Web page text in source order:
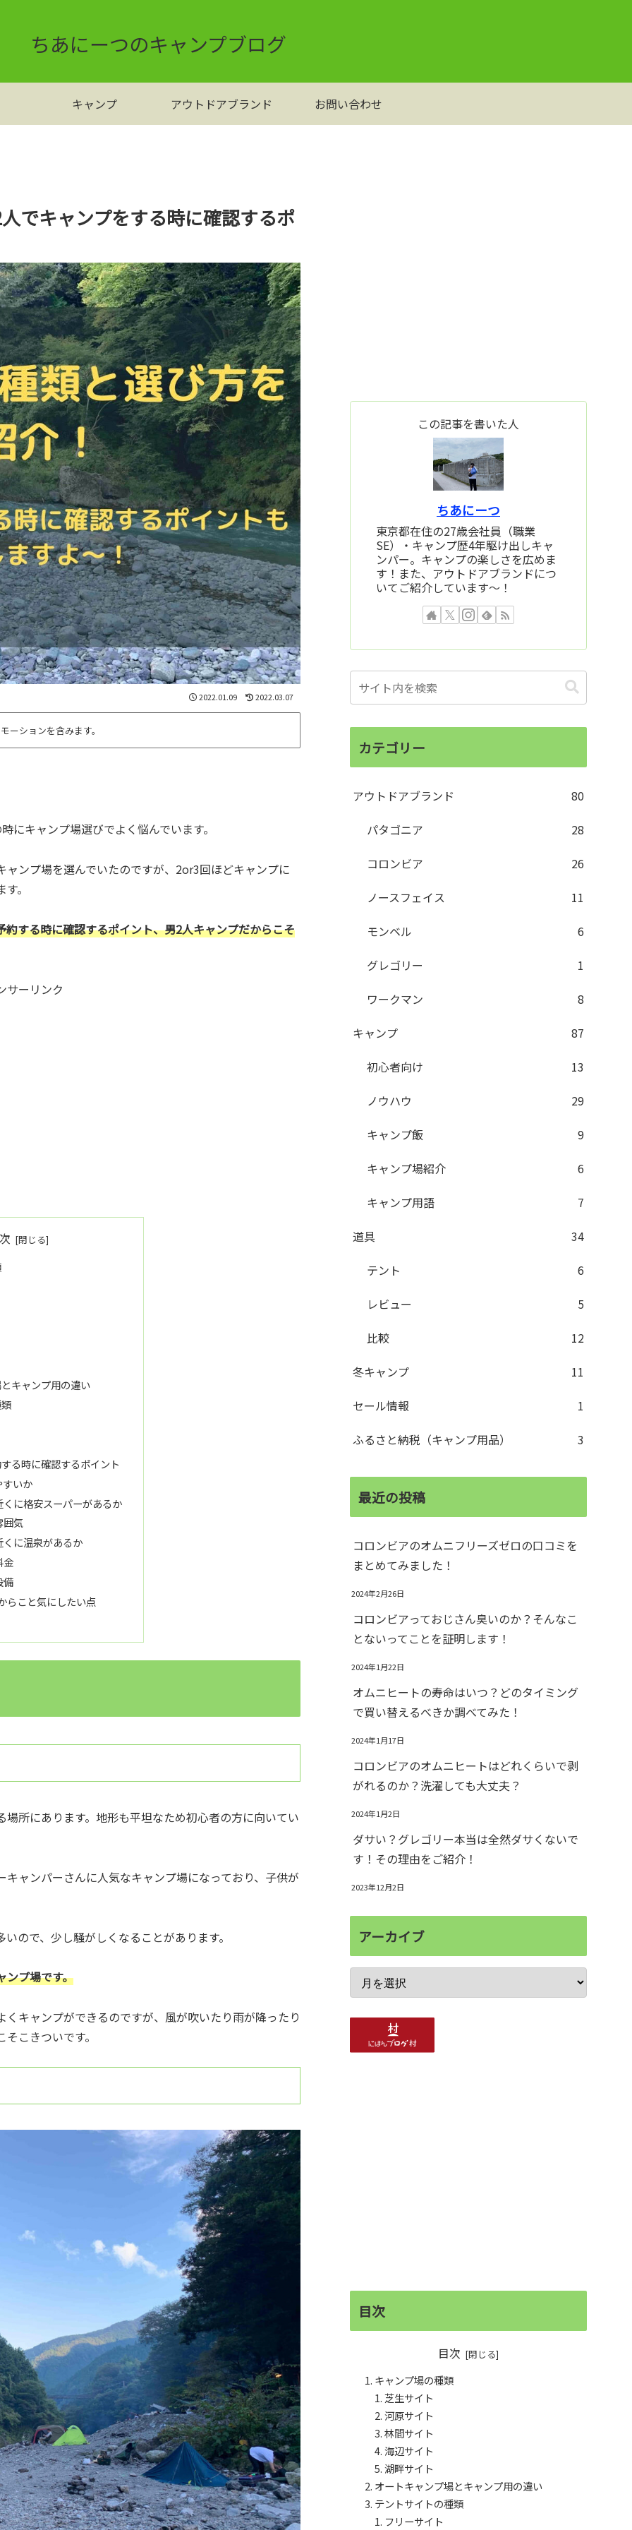
ちあにーつのキャンプブログ
キャンプ アウトドアブランド お問い合わせ
でキャンプをする時に確認するポ
2022.01.09 2022.03.07
ーションを含みます。
にキャンプ場選びでよく悩んでいます。
ンプ場を選んでいたのですが、2or3回ほどキャンプに
。
する時に確認するポイント、男2人キャンプだからこそ
サーリンク
キャンプ用の違い
る時に確認するポイント
すいか
に格安スーパーがあるか
囲気
に温泉があるか
金
備
らこと気にしたい点
所にあります。地形も平坦なため初心者の方に向いてい
ャンパーさんに人気なキャンプ場になっており、子供が
ので、少し騒がしくなることがあります。
ンプ場です。
キャンプができるのですが、風が吹いたり雨が降ったり
こきついです。
この記事を書いた人
ちあにーつ
東京都在住の27歳会社員（職業
SE）・キャンプ歴4年駆け出しキャ
ンパー。キャンプの楽しさを広めま
す！また、アウトドアブランドにつ
いてご紹介しています～！
カテゴリー
アウトドアブランド
80
パタゴニア
28
コロンビア
26
ノースフェイス
11
モンベル
6
グレゴリー
1
ワークマン
8
キャンプ
87
初心者向け
13
ノウハウ
29
キャンプ飯
9
キャンプ場紹介
6
キャンプ用語
7
道具
34
テント
6
レビュー
5
比較
12
冬キャンプ
11
セール情報
1
ふるさと納税（キャンプ用品）
3
最近の投稿
コロンビアのオムニフリーズゼロの口コミを
まとめてみました！
2024年2月26日
コロンビアっておじさん臭いのか？そんなこ
とないってことを証明します！
2024年1月22日
オムニヒートの寿命はいつ？どのタイミング
で買い替えるべきか調べてみた！
2024年1月17日
コロンビアのオムニヒートはどれくらいで剥
がれるのか？洗濯しても大丈夫？
2024年1月2日
ダサい？グレゴリー本当は全然ダサくないで
す！その理由をご紹介！
2023年12月2日
アーカイブ
目次
目次
キャンプ場の種類
芝生サイト
河原サイト
林間サイト
海辺サイト
湖畔サイト
オートキャンプ場とキャンプ用の違い
テントサイトの種類
フリーサイト